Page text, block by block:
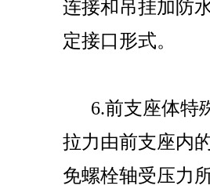
连接和吊挂加防
定接口形式。
6.前支座体特
拉力由前支座内
免螺栓轴受压力